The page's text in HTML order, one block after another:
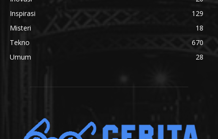
Inspirasi
129
Misteri
18
Tekno
670
Umum
28